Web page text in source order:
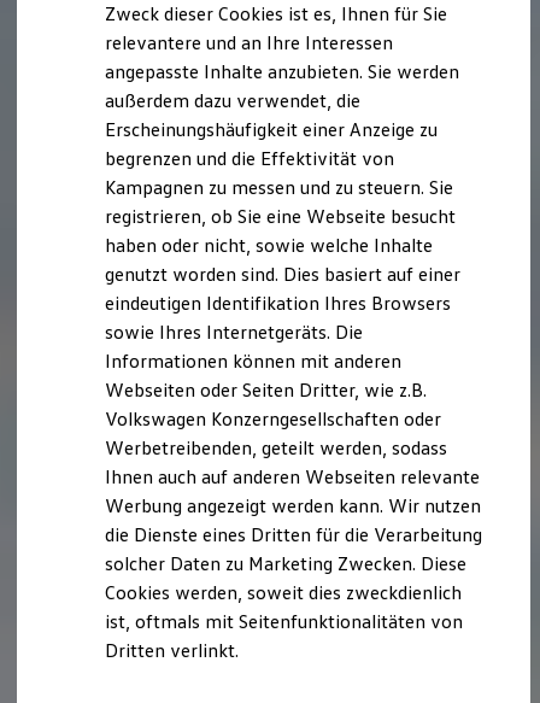
Kaufoptionen
E-Auto-Förderung
Software und Konnektivität
Die ID. Software 6
ID. Software Versionen und Updates
Digitale Extras
Schnittstellen zu Ihrem ID.
Hybridautos
Marke und Erlebnis
Volkswagen R und R Experience
R-Modelle
R Experience
Driving Experience
Volkswagen entdecken
Werkbesichtigung
Lifestyle Shop
T-Roc Kollektion
Golf Kollektion
ID. Kollektion
Volkswagen Kollektion
R-Kollektion
GTI Kollektion
Fußball Drop
we drive football
#wedriveproud
Besitzer und Service
Software Updates
Service und Ersatzteile
Zweck dieser Cookies ist es, Ihnen für Sie
relevantere und an Ihre Interessen
angepasste Inhalte anzubieten. Sie werden
außerdem dazu verwendet, die
Erscheinungshäufigkeit einer Anzeige zu
begrenzen und die Effektivität von
Kampagnen zu messen und zu steuern. Sie
registrieren, ob Sie eine Webseite besucht
haben oder nicht, sowie welche Inhalte
genutzt worden sind. Dies basiert auf einer
eindeutigen Identifikation Ihres Browsers
sowie Ihres Internetgeräts. Die
Informationen können mit anderen
Webseiten oder Seiten Dritter, wie z.B.
Volkswagen Konzerngesellschaften oder
Werbetreibenden, geteilt werden, sodass
Ihnen auch auf anderen Webseiten relevante
Werbung angezeigt werden kann. Wir nutzen
die Dienste eines Dritten für die Verarbeitung
solcher Daten zu Marketing Zwecken. Diese
Cookies werden, soweit dies zweckdienlich
ist, oftmals mit Seitenfunktionalitäten von
Dritten verlinkt.